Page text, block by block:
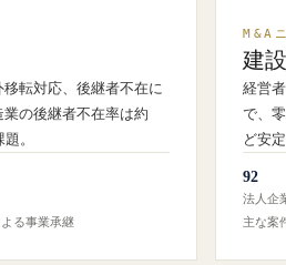
転対応、後継者不在に
の後継者不在率は約
。
る事業承継
M&A
建
経営
で、
ど安
92
法人企
主な案